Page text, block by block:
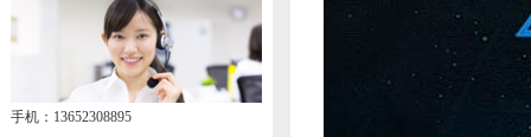
手机：13652308895